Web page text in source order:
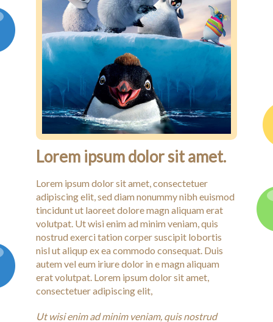
Videos
FAQ
Testimonials
Lorem ipsum dolor sit amet.
Lorem ipsum dolor sit amet, consectetuer
adipiscing elit, sed diam nonummy nibh euismod
tincidunt ut laoreet dolore magn aliquam erat
volutpat. Ut wisi enim ad minim veniam, quis
nostrud exerci tation corper suscipit lobortis
nisl ut aliqup ex ea commodo consequat. Duis
autem vel eum iriure dolor in e magn aliquam
erat volutpat. Lorem ipsum dolor sit amet,
consectetuer adipiscing elit,
Ut wisi enim ad minim veniam, quis nostrud